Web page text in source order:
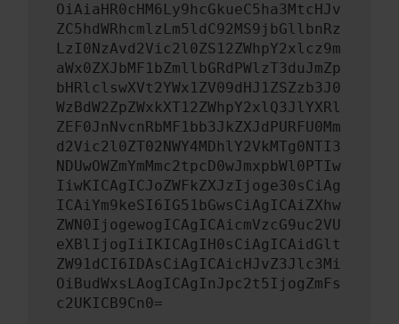
OiAiaHR0cHM6Ly9hcGkueC5ha3MtcHJv
ZC5hdWRhcmlzLm5ldC92MS9jbGllbnRz
LzI0NzAvd2Vic2l0ZS12ZWhpY2xlcz9m
aWx0ZXJbMF1bZmllbGRdPWlzT3duJmZp
bHRlclswXVt2YWx1ZV09dHJ1ZSZzb3J0
WzBdW2ZpZWxkXT12ZWhpY2xlQ3JlYXRl
ZEF0JnNvcnRbMF1bb3JkZXJdPURFU0Mm
d2Vic2l0ZT02NWY4MDhlY2VkMTg0NTI3
NDUwOWZmYmMmc2tpcD0wJmxpbWl0PTIw
IiwKICAgICJoZWFkZXJzIjoge30sCiAg
ICAiYm9keSI6IG51bGwsCiAgICAiZXhw
ZWN0IjogewogICAgICAicmVzcG9uc2VU
eXBlIjogIiIKICAgIH0sCiAgICAidGlt
ZW91dCI6IDAsCiAgICAicHJvZ3Jlc3Mi
OiBudWxsLAogICAgInJpc2t5IjogZmFs
c2UKICB9Cn0=